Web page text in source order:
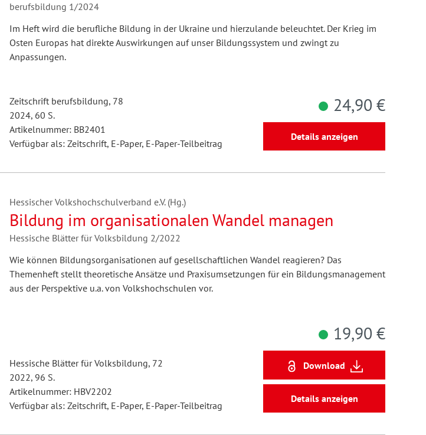
berufsbildung 1/2024
Im Heft wird die berufliche Bildung in der Ukraine und hierzulande beleuchtet. Der Krieg im
Osten Europas hat direkte Auswirkungen auf unser Bildungssystem und zwingt zu
Anpassungen.
Zeitschrift berufsbildung, 78
2024, 60 S.
Artikelnummer: BB2401
Verfügbar als: Zeitschrift, E-Paper, E-Paper-Teilbeitrag
24,90 €
Details anzeigen
Hessischer Volkshochschulverband e.V. (Hg.)
Bildung im organisationalen Wandel managen
Hessische Blätter für Volksbildung 2/2022
Wie können Bildungsorganisationen auf gesellschaftlichen Wandel reagieren? Das
Themenheft stellt theoretische Ansätze und Praxisumsetzungen für ein Bildungsmanagement
aus der Perspektive u.a. von Volkshochschulen vor.
Hessische Blätter für Volksbildung, 72
2022, 96 S.
Artikelnummer: HBV2202
Verfügbar als: Zeitschrift, E-Paper, E-Paper-Teilbeitrag
19,90 €
Download
Details anzeigen